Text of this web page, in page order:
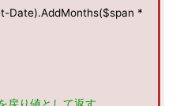
Date).AddMonths($span *